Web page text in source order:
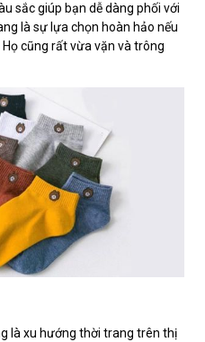
sắc giúp bạn dễ dàng phối với
là sự lựa chọn hoàn hảo nếu
cũng rất vừa vặn và trông
là xu hướng thời trang trên thị